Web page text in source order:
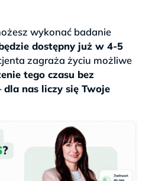
wykonać badanie
dostępny już w 4-5
zagraża życiu możliwe
tego czasu bez
nas liczy się Twoje